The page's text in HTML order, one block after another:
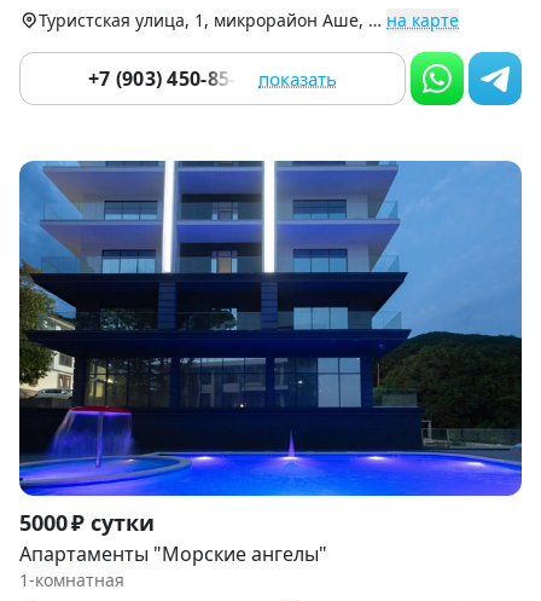
Туристская улица, 1, микрорайон Аше, Лазаревский р-н на карте
+7 (903) 450-85-55 показать
Item
1
of
5000 ₽ сутки
Апартаменты "Морские ангелы"
1-комнатная